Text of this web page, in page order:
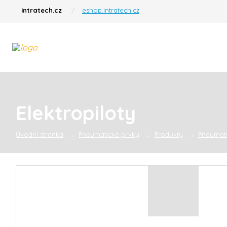
intratech.cz eshop.intratech.cz
Elektropiloty
Úvodní stránka Pneumatické prvky Produkty